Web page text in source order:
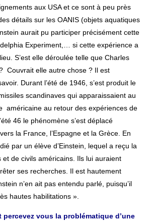
aux USA et ce sont à peu près
détails sur les OANIS (objets aquatiques
aurait pu participer précisément cette
Experiment,… si cette expérience a
S’est elle déroulée telle que Charles
Couvrait elle autre chose ? Il est
Durant l’été de 1946, s’est produit le
scandinaves qui apparaissaient au
américaine au retour des expériences de
46 le phénomène s’est déplacé
la France, l’Espagne et la Grèce. En
par un élève d’Einstein, lequel a reçu la
et de civils américains. Ils lui auraient
ses recherches. Il est hautement
n’en ait pas entendu parlé, puisqu’il
hautes habilitations ».
vous la problématique d’une